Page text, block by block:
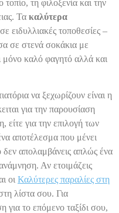
τοπίο, τη φιλοξενία και την
Τα καλύτερα
ειδυλλιακές τοποθεσίες –
σε στενά σοκάκια με
μόνο καλό φαγητό αλλά και
να ξεχωρίζουν είναι η
για την παρουσίαση
είτε για την επιλογή των
αποτέλεσμα που μένει
δεν απολαμβάνεις απλώς ένα
Αν ετοιμάζεις
οι Καλύτερες παραλίες στη
λίστα σου. Για
για το επόμενο ταξίδι σου,